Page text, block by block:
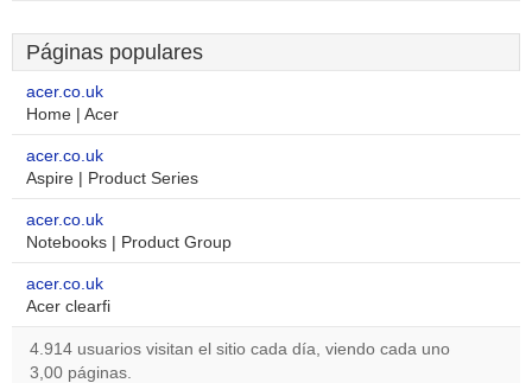
Páginas populares
acer.co.uk
Home | Acer
acer.co.uk
Aspire | Product Series
acer.co.uk
Notebooks | Product Group
acer.co.uk
Acer clearfi
4.914 usuarios visitan el sitio cada día, viendo cada uno
3,00 páginas.